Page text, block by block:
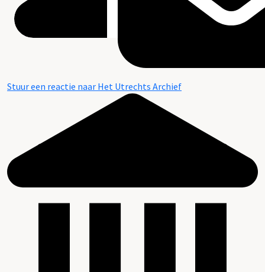
Stuur een reactie naar Het Utrechts Archief